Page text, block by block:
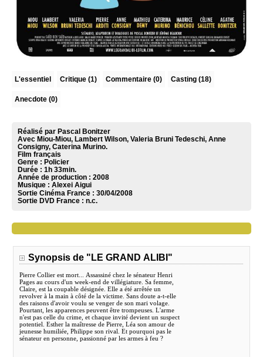
L'essentiel Critique (1) Commentaire (0) Casting (18)
Anecdote (0)
Réalisé par Pascal Bonitzer
Avec Miou-Miou, Lambert Wilson, Valeria Bruni Tedeschi, Anne
Consigny, Caterina Murino.
Film français
Genre : Policier
Durée : 1h 33min.
Année de production : 2008
Musique : Alexei Aigui
Sortie Cinéma France : 30/04/2008
Sortie DVD France : n.c.
Synopsis de "LE GRAND ALIBI"
Pierre Collier est mort... Assassiné chez le sénateur Henri
Pages au cours d'un week-end de villégiature. Sa femme,
Claire, est la coupable désignée. Elle a été arrêtée un
revolver à la main à côté de la victime. Sans doute a-t-elle
des raisons d'avoir voulu se venger de son mari volage.
Pourtant, les apparences peuvent être trompeuses. L'arme
n'est pas celle du crime, et chaque invité devient un suspect
potentiel. Esther la maîtresse de Pierre, Léa son amour de
jeunesse humiliée, Philippe son rival. Et pourquoi pas le
sénateur en personne, passionné par les armes à feu ?